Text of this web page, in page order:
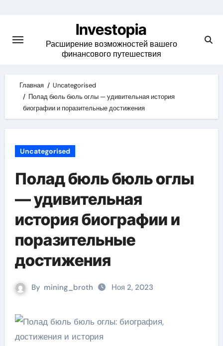
content
Investopia
Расширение возможностей вашего
финансового путешествия
Главная
Uncategorised
Полад бюль бюль оглы — удивительная история
биографии и поразительные достижения
Uncategorised
Полад бюль бюль оглы
— удивительная
история биографии и
поразительные
достижения
By mining_broth Ноя 2, 2023